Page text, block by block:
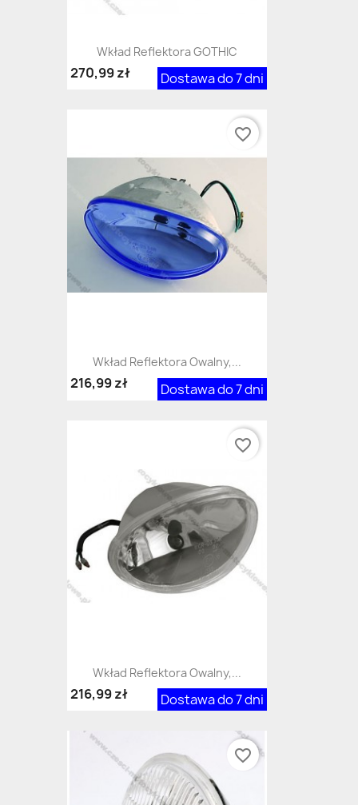
Wkład Reflektora GOTHIC
Dostawa do 7 dni
270,99 zł
Wkład Reflektora Owalny,...
Dostawa do 7 dni
216,99 zł
favorite_border
Wkład Reflektora Owalny,...
Dostawa do 7 dni
216,99 zł
favorite_border
favorite_border